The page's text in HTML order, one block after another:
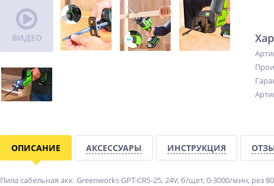
ВИДЕО
ОПИСАНИЕ АКСЕССУАРЫ ИНСТРУКЦИЯ
Пила сабельная акк. Greenworks GPT-CRS-25, 24V, б/щет, 0-3000/мин, рез